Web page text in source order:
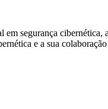
em segurança cibernética,
e a sua